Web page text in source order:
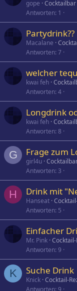
gope Cocktailbar
Antworten 1
Partydrink??
Macalane
Antworten 7
welcher
kwai feh
Antworten 4
Longdrink
kwai feh
Antworten 8
G Frage zum
girl4u
Antworten 3
H Drink mit
Hanseat
Antworten 5
Einfacher
Mr. Pink
Antworten 9
K Suche Drink
Knick Cocktail-
Antworten 9